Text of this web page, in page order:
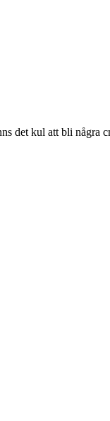
det kul att bli några